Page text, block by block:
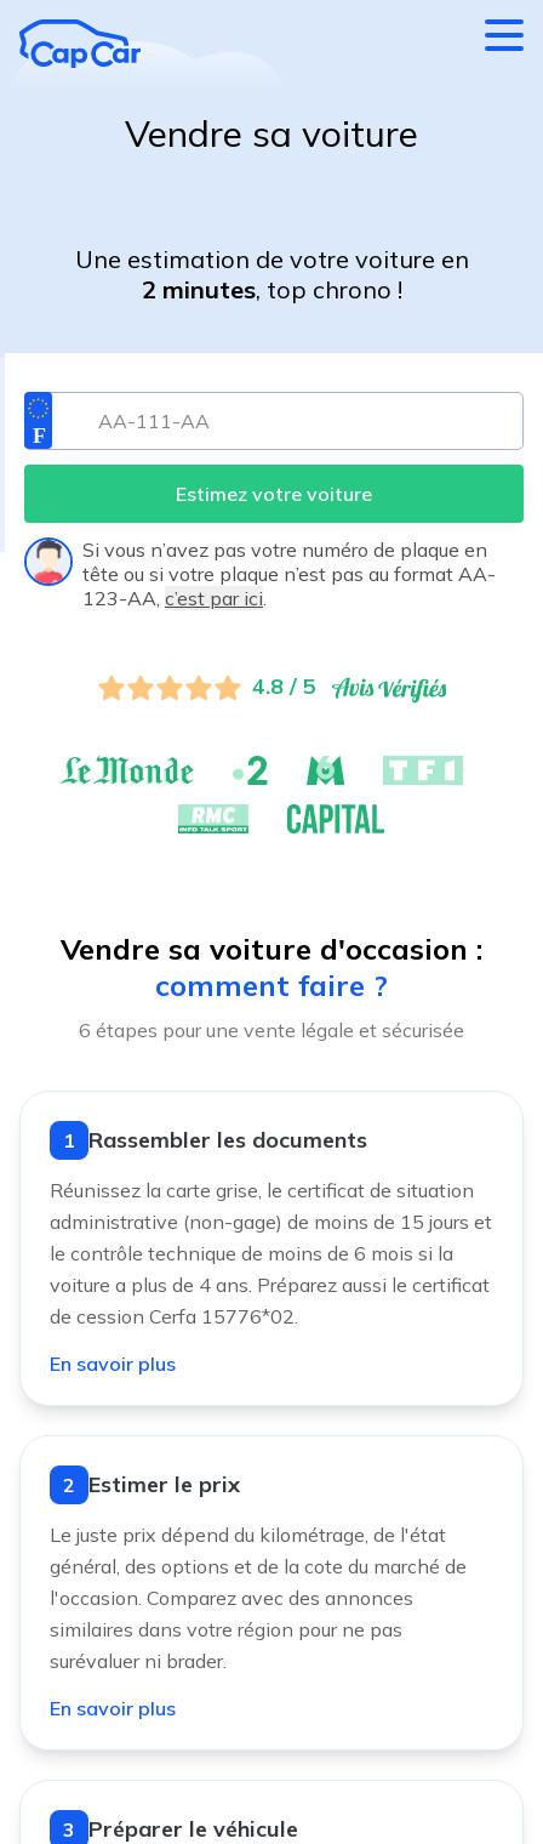
Vendre sa voiture
Une estimation de votre voiture en
2 minutes, top chrono !
Estimez votre voiture
Si vous n’avez pas votre numéro de plaque en
tête ou si votre plaque n’est pas au format AA-
123-AA, c’est par ici
4.8 / 5
Vendre sa voiture d'occasion :
comment faire ?
6 étapes pour une vente légale et sécurisée
1 Rassembler les documents
Réunissez la carte grise, le certificat de situation
administrative (non-gage) de moins de 15 jours et
le contrôle technique de moins de 6 mois si la
voiture a plus de 4 ans. Préparez aussi le certificat
de cession Cerfa 15776*02.
En savoir plus
2 Estimer le prix
Le juste prix dépend du kilométrage, de l'état
général, des options et de la cote du marché de
l'occasion. Comparez avec des annonces
similaires dans votre région pour ne pas
surévaluer ni brader.
En savoir plus
3 Préparer le véhicule